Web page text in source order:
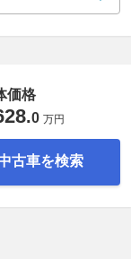
価格
.0 万円
古車を検索